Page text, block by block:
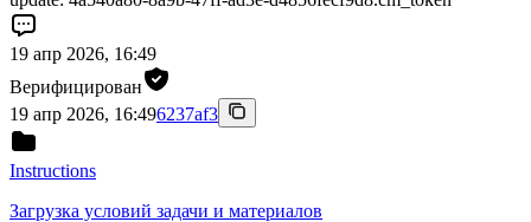
19 апр 2026, 16:49
Верифицирован
19 апр 2026, 16:496237af3
Instructions
Загрузка условий задачи и материалов